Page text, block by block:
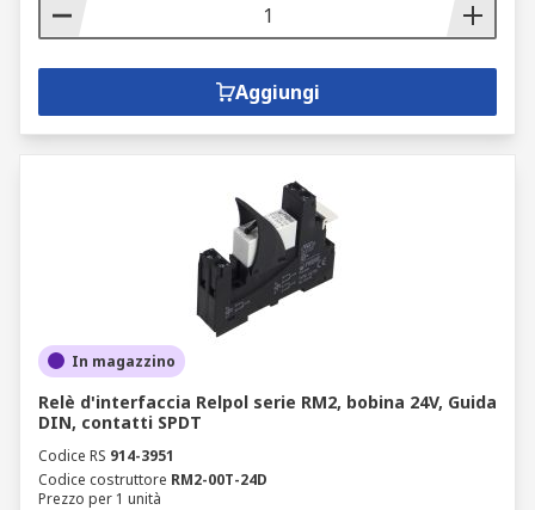
Aggiungi
In magazzino
Relè d'interfaccia Relpol serie RM2, bobina 24V, Guida
DIN, contatti SPDT
Codice RS 914-3951
Codice costruttore RM2-00T-24D
Prezzo per 1 unità